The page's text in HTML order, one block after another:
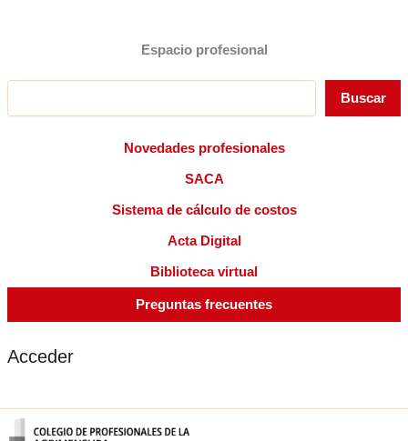
Espacio profesional
Buscar
Novedades profesionales
SACA
Sistema de cálculo de costos
Acta Digital
Biblioteca virtual
Preguntas frecuentes
Acceder